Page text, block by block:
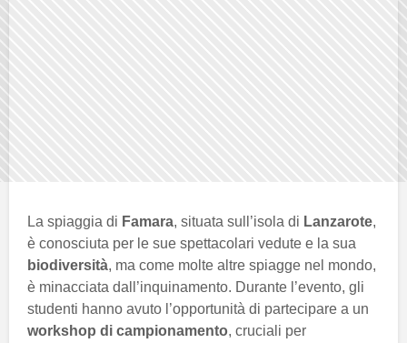
La spiaggia di Famara, situata sull’isola di Lanzarote,
è conosciuta per le sue spettacolari vedute e la sua
biodiversità, ma come molte altre spiagge nel mondo,
è minacciata dall’inquinamento. Durante l’evento, gli
studenti hanno avuto l’opportunità di partecipare a un
workshop di campionamento, cruciali per